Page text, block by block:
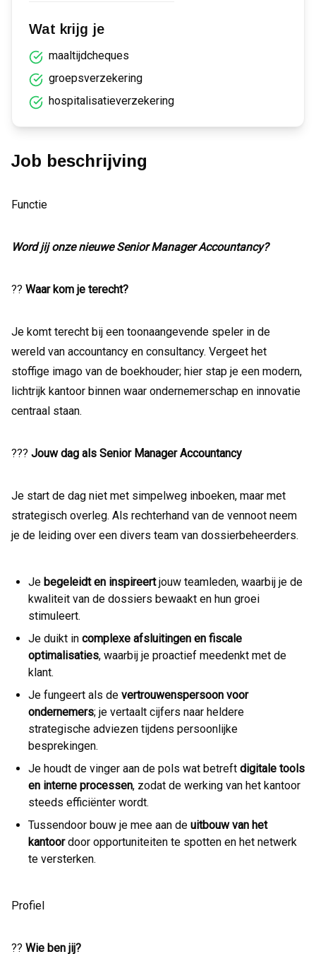
Wat krijg je
maaltijdcheques
groepsverzekering
hospitalisatieverzekering
Job beschrijving
Functie
Word jij onze nieuwe Senior Manager Accountancy?
?? Waar kom je terecht?
Je komt terecht bij een toonaangevende speler in de
wereld van accountancy en consultancy. Vergeet het
stoffige imago van de boekhouder; hier stap je een modern,
lichtrijk kantoor binnen waar ondernemerschap en innovatie
centraal staan.
??? Jouw dag als Senior Manager Accountancy
Je start de dag niet met simpelweg inboeken, maar met
strategisch overleg. Als rechterhand van de vennoot neem
je de leiding over een divers team van dossierbeheerders.
Je begeleidt en inspireertjouw teamleden, waarbij je de
kwaliteit van de dossiers bewaakt en hun groei
stimuleert.
Je duikt in complexe afsluitingen en fiscale
optimalisaties, waarbij je proactief meedenkt met de
klant.
Je fungeert als de vertrouwenspersoon voor
ondernemers; je vertaalt cijfers naar heldere
strategische adviezen tijdens persoonlijke
besprekingen.
Je houdt de vinger aan de pols wat betreft digitale tools
en interne processen, zodat de werking van het kantoor
steeds efficiënter wordt.
Tussendoor bouw je mee aan de uitbouw van het
kantoordoor opportuniteiten te spotten en het netwerk
te versterken.
Profiel
?? Wie ben jij?